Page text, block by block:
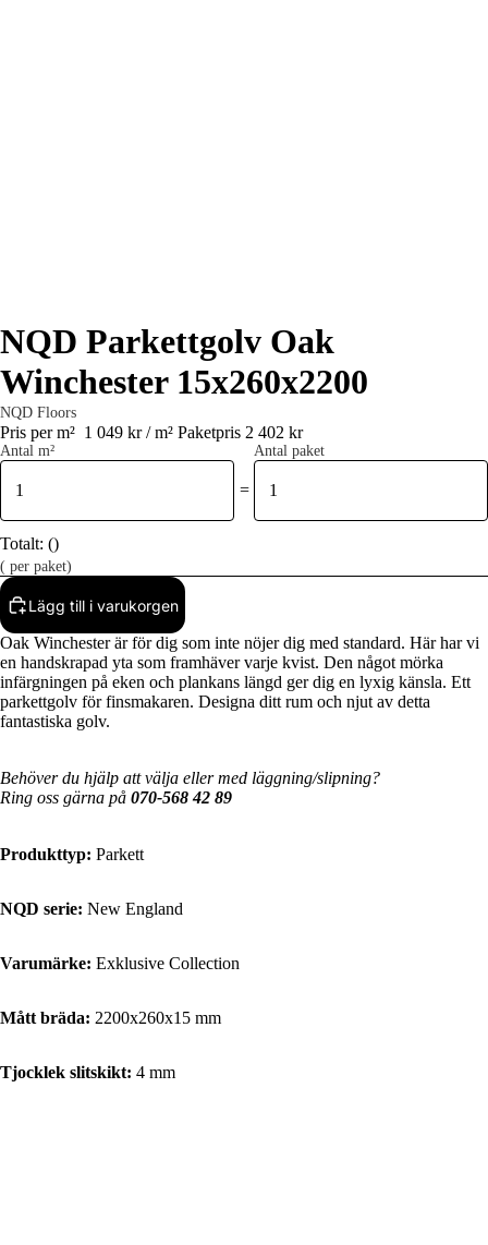
NQD Parkettgolv Oak
Winchester 15x260x2200
NQD Floors
Pris per m² 1 049 kr / m² Paketpris 2 402 kr
Antal m²
=
Antal paket
Totalt: ()
( per paket)
Lägg till i varukorgen
Oak Winchester är för dig som inte nöjer dig med standard. Här har vi
en handskrapad yta som framhäver varje kvist. Den något mörka
infärgningen på eken och plankans längd ger dig en lyxig känsla. Ett
parkettgolv för finsmakaren. Designa ditt rum och njut av detta
fantastiska golv.
Behöver du hjälp att välja eller med läggning/slipning?
Ring oss gärna på 070-568 42 89
Produkttyp: Parkett
NQD serie: New England
Varumärke: Exklusive Collection
Mått bräda: 2200x260x15 mm
Tjocklek slitskikt: 4 mm